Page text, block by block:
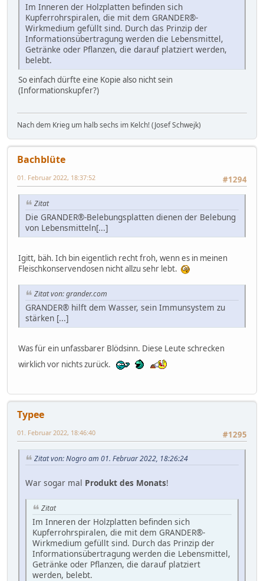
Im Inneren der Holzplatten befinden sich
Kupferrohrspiralen, die mit dem GRANDER®-
Wirkmedium gefüllt sind. Durch das Prinzip der
Informationsübertragung werden die Lebensmittel,
Getränke oder Pflanzen, die darauf platziert werden,
belebt.
So einfach dürfte eine Kopie also nicht sein
(Informationskupfer?)
Nach dem Krieg um halb sechs im Kelch! (Josef Schwejk)
Bachblüte
#1294
01. Februar 2022, 18:37:52
Zitat
Die GRANDER®-Belebungsplatten dienen der Belebung
von Lebensmitteln[...]
Igitt, bäh. Ich bin eigentlich recht froh, wenn es in meinen
Fleischkonservendosen nicht allzu sehr lebt.
Zitat von: grander.com
GRANDER® hilft dem Wasser, sein Immunsystem zu
stärken [...]
Was für ein unfassbarer Blödsinn. Diese Leute schrecken
wirklich vor nichts zurück.
Typee
#1295
01. Februar 2022, 18:46:40
Zitat von: Nogro am 01. Februar 2022, 18:26:24
War sogar mal Produkt des Monats!
Zitat
Im Inneren der Holzplatten befinden sich
Kupferrohrspiralen, die mit dem GRANDER®-
Wirkmedium gefüllt sind. Durch das Prinzip der
Informationsübertragung werden die Lebensmittel,
Getränke oder Pflanzen, die darauf platziert
werden, belebt.